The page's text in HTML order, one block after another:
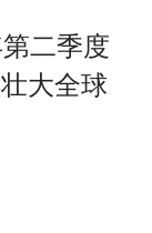
二季度
大全球